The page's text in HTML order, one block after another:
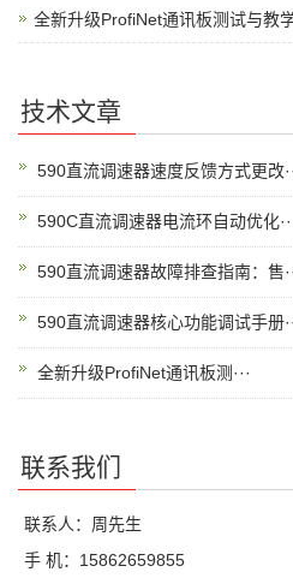
全新升级ProfiNet通讯板测试与教
技术文章
590直流调速器速度反馈方式更改
590C直流调速器电流环自动优化
590直流调速器故障排查指南：售
590直流调速器核心功能调试手册
全新升级ProfiNet通讯板测···
联系我们
联系人：周先生
手 机：15862659855